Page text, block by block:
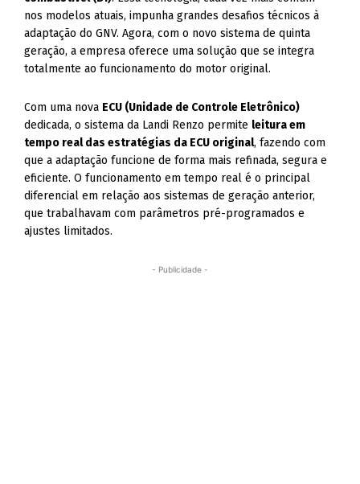
nos modelos atuais, impunha grandes desafios técnicos à
adaptação do GNV. Agora, com o novo sistema de quinta
geração, a empresa oferece uma solução que se integra
totalmente ao funcionamento do motor original.
Com uma nova ECU (Unidade de Controle Eletrônico)
dedicada, o sistema da Landi Renzo permite leitura em
tempo real das estratégias da ECU original, fazendo com
que a adaptação funcione de forma mais refinada, segura e
eficiente. O funcionamento em tempo real é o principal
diferencial em relação aos sistemas de geração anterior,
que trabalhavam com parâmetros pré-programados e
ajustes limitados.
- Publicidade -